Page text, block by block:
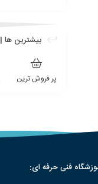
بیشترین ها | TOP 10
پر فروش ترین
فنی حرفه ای: